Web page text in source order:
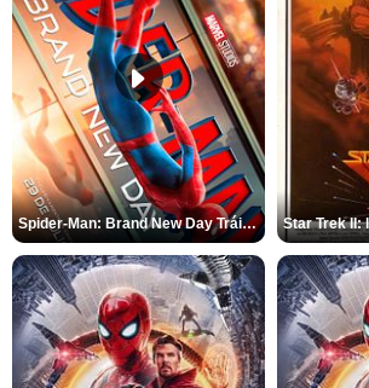
Spider-Man: Brand New Day Tráiler (3)